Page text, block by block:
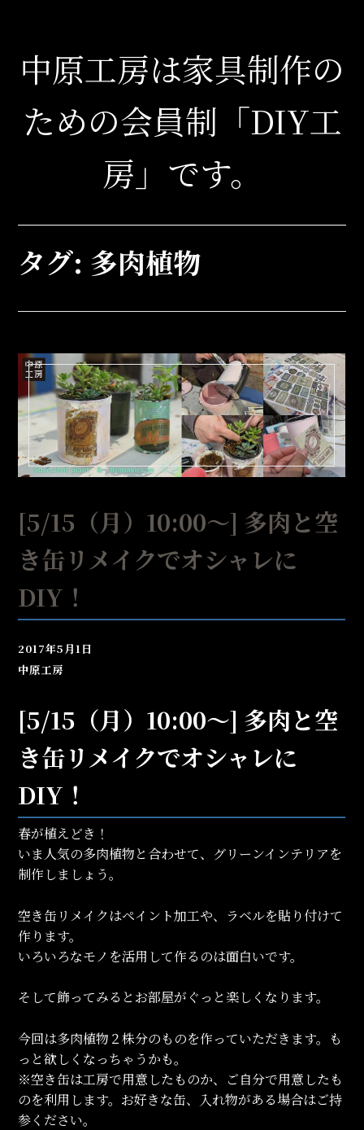
中原工房は家具制作の
ための会員制「DIY工
房」です。
タグ: 多肉植物
[5/15（月）10:00～] 多肉と空
き缶リメイクでオシャレに
DIY！
2017年5月1日
中原工房
[5/15（月）10:00～] 多肉と空
き缶リメイクでオシャレに
DIY！
春が植えどき！
いま人気の多肉植物と合わせて、グリーンインテリアを
制作しましょう。
空き缶リメイクはペイント加工や、ラベルを貼り付けて
作ります。
いろいろなモノを活用して作るのは面白いです。
そして飾ってみるとお部屋がぐっと楽しくなります。
今回は多肉植物２株分のものを作っていただきます。も
っと欲しくなっちゃうかも。
※空き缶は工房で用意したものか、ご自分で用意したも
のを利用します。お好きな缶、入れ物がある場合はご持
参ください。